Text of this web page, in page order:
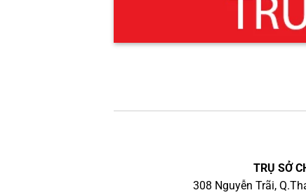
TRỤ SỞ
308 Nguyễn Trãi,